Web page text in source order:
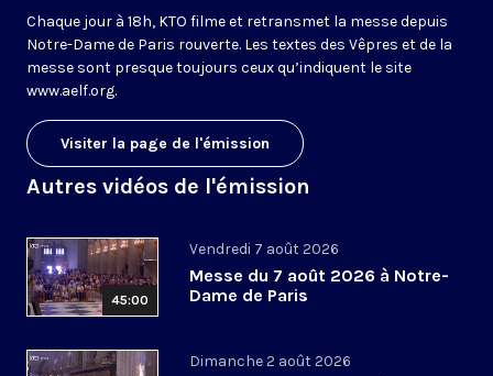
Chaque jour à 18h, KTO filme et retransmet la messe depuis
Notre-Dame de Paris rouverte. Les textes des Vêpres et de la
messe sont presque toujours ceux qu’indiquent le site
www.aelf.org.
Visiter la page de l'émission
Autres vidéos de l'émission
45:00
Vendredi 7 août 2026
Messe du 7 août 2026 à Notre-
Dame de Paris
Dimanche 2 août 2026